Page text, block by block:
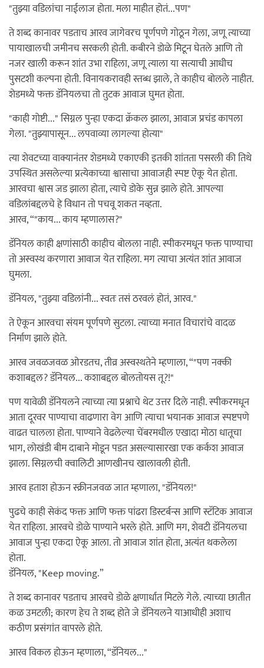
"तुझ्या वडिलांचा नाईलाज होता. मला माहीत होतं...पण"
ते शब्द कानावर पडताच आरव जागेवरच पूर्णपणे गोठून गेला, जणू त्याच्या
पायाखालची जमीनच सरकली होती. कबीरने डोळे मिटून घेतले आणि तो
नजर खाली करून शांत उभा राहिला, जणू त्याला या सत्याची आधीच
पुसटशी कल्पना होती. विनायकरावही स्तब्ध झाले, ते काहीच बोलले नाहीत.
शेडमध्ये फक्त डॅनियलचा तो तुटक आवाज घुमत होता.
"काही गोष्टी..." सिग्नल पुन्हा एकदा क्रॅकल झाला, आवाज प्रचंड कापला
गेला. "तुझ्यापासून... लपवाव्या लागल्या होत्या"
त्या शेवटच्या वाक्यानंतर शेडमध्ये एकाएकी इतकी शांतता पसरली की तिथे
उपस्थित असलेल्या प्रत्येकाच्या श्वासाचा आवाजही स्पष्ट ऐकू येत होता.
आरवचा श्वास जड झाला होता, त्याचे डोके सुन्न झाले होते. आपल्या
वडिलांबद्दलचे हे विधान तो पचवू शकत नव्हता.
आरव, “"काय... काय म्हणालास?"
डॅनियल काही क्षणांसाठी काहीच बोलला नाही. स्पीकरमधून फक्त पाण्याचा
तो अस्वस्थ करणारा आवाज येत राहिला. मग त्याचा अत्यंत शांत आवाज
घुमला.
डॅनियल, "तुझ्या वडिलांनी... स्वतः तसं ठरवलं होतं, आरव."
ते ऐकून आरवचा संयम पूर्णपणे सुटला. त्याच्या मनात विचारांचे वादळ
निर्माण झाले होते.
आरव जवळजवळ ओरडतच, तीव्र अस्वस्थतेने म्हणाला, “"पण नक्की
कशाबद्दल? डॅनियल... कशाबद्दल बोलतोयस तू?!"
पण यावेळी डॅनियलने त्याच्या त्या प्रश्नाचे थेट उत्तर दिले नाही. स्पीकरमधून
आता दूरवर पाण्याचा वाढणारा वेग आणि त्याचा भयानक आवाज स्पष्टपणे
वाढत चालला होता. पाण्याने वेढलेल्या चेंबरमधील एखादा मोठा धातूचा
भाग, लोखंडी बीम दाबाने मोडून पडत असल्यासारखा एक कर्कश आवाज
झाला. सिग्नलची क्वालिटी आणखीनच खालावली होती.
आरव हताश होऊन स्क्रीनजवळ जात म्हणाला, "डॅनियल!"
पुढचे काही सेकंद फक्त आणि फक्त पांढरा डिस्टर्बन्स आणि स्टॅटिक आवाज
येत राहिला. आरवचे डोळे पाण्याने भरले होते. आणि मग, शेवटी डॅनियलचा
आवाज पुन्हा एकदा ऐकू आला. तो आवाज शांत होता, अत्यंत थकलेला
होता.
डॅनियल, "Keep moving.”
ते शब्द कानावर पडताच आरवचे डोळे क्षणार्धात मिटले गेले. त्याच्या छातीत
कळ उमटली; कारण हेच ते शब्द होते जे डॅनियलने याआधीही अशाच
कठीण प्रसंगांत वापरले होते.
आरव विकल होऊन म्हणाला, “डॅनियल..."